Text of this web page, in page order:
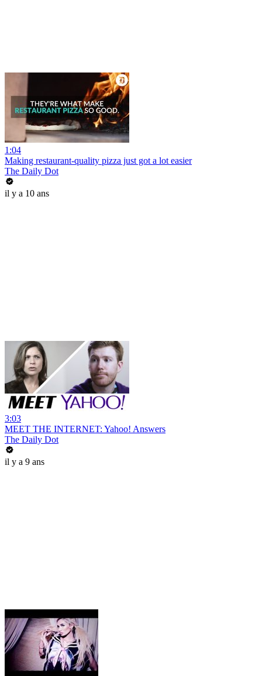
1:04
Making restaurant-quality pizza just got a lot easier
The Daily Dot
il y a 10 ans
3:03
MEET THE INTERNET: Yahoo! Answers
The Daily Dot
il y a 9 ans